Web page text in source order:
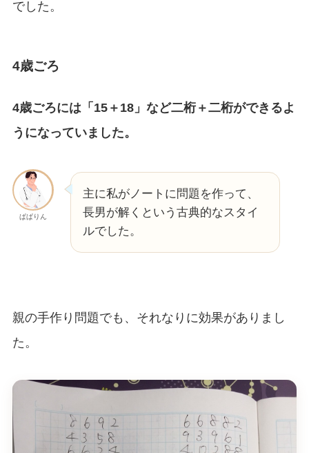
でした。
4歳ごろ
4歳ごろには「15＋18」など二桁＋二桁ができるよ
うになっていました。
ぱぱりん
主に私がノートに問題を作って、
長男が解くという古典的なスタイ
ルでした。
親の手作り問題でも、それなりに効果がありまし
た。